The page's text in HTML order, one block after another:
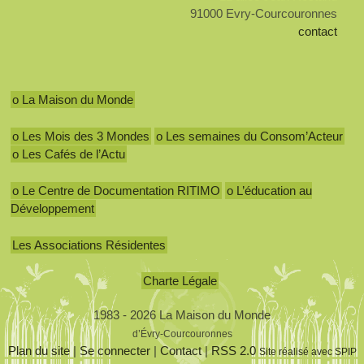
91000 Evry-Courcouronnes
contact
o La Maison du Monde
o Les Mois des 3 Mondes o Les semaines du Consom’Acteur
o Les Cafés de l’Actu
o Le Centre de Documentation RITIMO o L’éducation au
Développement
Les Associations Résidentes
Charte Légale
1983 - 2026 La Maison du Monde
d’Évry-Courcouronnes
Plan du site| Se connecter| Contact|RSS 2.0 Site réalisé avec SPIP